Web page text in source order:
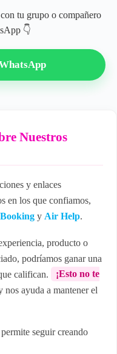
tu grupo o compañero
👇
Nuestros
y enlaces
en los que confiamos,
Booking y Air Help.
producto o
podríamos ganar una
califican.
¡Esto no te
nos ayuda a mantener el
seguir creando